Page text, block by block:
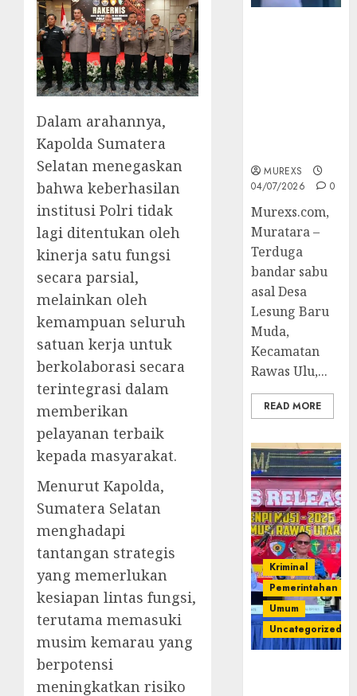
Dalam arahannya,
Kapolda Sumatera
Selatan menegaskan
bahwa keberhasilan
institusi Polri tidak
lagi ditentukan oleh
kinerja satu fungsi
secara parsial,
melainkan oleh
kemampuan seluruh
satuan kerja untuk
berkolaborasi secara
terintegrasi dalam
memberikan
pelayanan terbaik
kepada masyarakat.
Menurut Kapolda,
Sumatera Selatan
menghadapi
tantangan strategis
yang memerlukan
kesiapan lintas fungsi,
terutama memasuki
musim kemarau yang
berpotensi
meningkatkan risiko
MUREXS
04/07/2026
0
Murexs.com,
Muratara –
Terduga
bandar sabu
asal Desa
Lesung Baru
Muda,
Kecamatan
Rawas Ulu,...
READ MORE
Kriminal
Pemerintahan
Umum
Uncategorized